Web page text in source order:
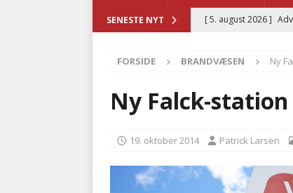
SENESTE NYT [ 5. august 2026 ]
[ 5. august 2026 ] Ny
[ 4. august 2026 ]
[ 4. august 2026 ] Ny
[ 6. august 2026 ]
FORSIDE BRANDVÆSEN Ny
Ny Falck-
19. oktober 2014 Patrick Larsen